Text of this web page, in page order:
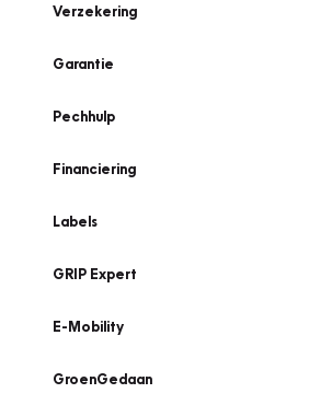
Verzekering
Garantie
Pechhulp
Financiering
Labels
GRIP Expert
E-Mobility
GroenGedaan